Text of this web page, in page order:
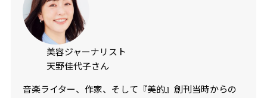
美容ジャーナリスト
天野佳代子さん
音楽ライター、作家、そして『美的』創刊当時からの